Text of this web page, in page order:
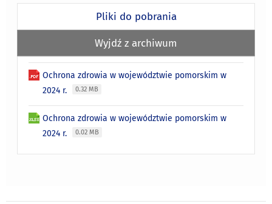
Pliki do pobrania
Wyjdź z archiwum
Ochrona zdrowia w województwie pomorskim w
2024 r.
0.32 MB
Ochrona zdrowia w województwie pomorskim w
2024 r.
0.02 MB